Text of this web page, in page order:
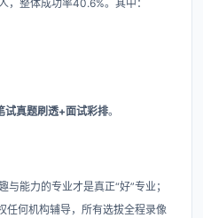
整体成功率40.6%。其中：
试真题刷透+面试彩排。
能力的专业才是真正“好”专业；
何机构辅导，所有选拔全程录像